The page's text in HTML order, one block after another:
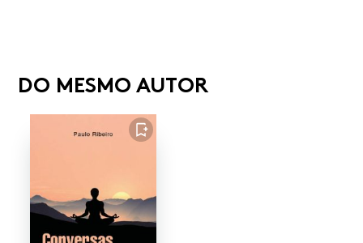
DO MESMO AUTOR
FAVORITO